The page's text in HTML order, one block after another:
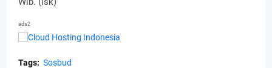
ads2
Tags: Sosbud